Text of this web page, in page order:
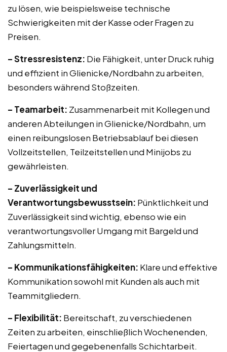
zu lösen, wie beispielsweise technische
Schwierigkeiten mit der Kasse oder Fragen zu
Preisen.
– Stressresistenz: Die Fähigkeit, unter Druck ruhig
und effizient in Glienicke/Nordbahn zu arbeiten,
besonders während Stoßzeiten.
– Teamarbeit: Zusammenarbeit mit Kollegen und
anderen Abteilungen in Glienicke/Nordbahn, um
einen reibungslosen Betriebsablauf bei diesen
Vollzeitstellen, Teilzeitstellen und Minijobs zu
gewährleisten.
– Zuverlässigkeit und
Verantwortungsbewusstsein: Pünktlichkeit und
Zuverlässigkeit sind wichtig, ebenso wie ein
verantwortungsvoller Umgang mit Bargeld und
Zahlungsmitteln.
– Kommunikationsfähigkeiten: Klare und effektive
Kommunikation sowohl mit Kunden als auch mit
Teammitgliedern.
– Flexibilität: Bereitschaft, zu verschiedenen
Zeiten zu arbeiten, einschließlich Wochenenden,
Feiertagen und gegebenenfalls Schichtarbeit.